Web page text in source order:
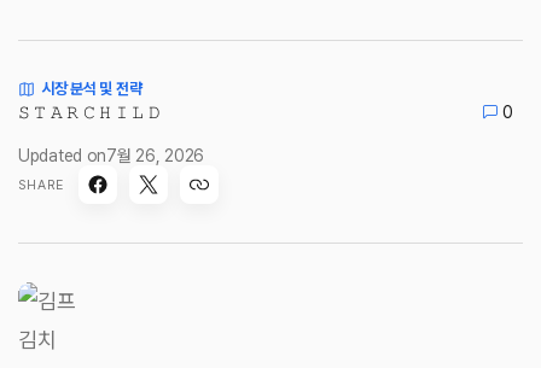
시장 분석 및 전략
𝚂 𝚃 𝙰 𝚁 𝙲 𝙷 𝙸 𝙻 𝙳 0
Updated on7월 26, 2026
SHARE